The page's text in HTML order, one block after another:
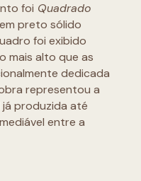
foi Quadrado
preto sólido
foi exibido
mais alto que as
dedicada
representou a
produzida até
entre a